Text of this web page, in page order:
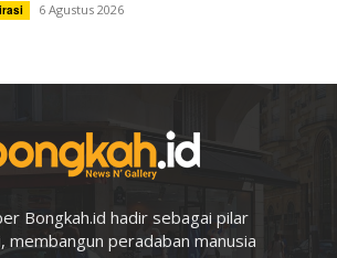
6 Agustus 2026
Bongkah.id hadir sebagai pilar
membangun peradaban manusia